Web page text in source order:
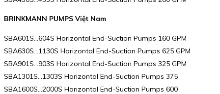
BRINKMANN PUMPS Việt Nam
SBA601S…604S Horizontal End-Suction Pumps 160 GPM
SBA630S…1130S Horizontal End-Suction Pumps 625 GPM
SBA901S…903S Horizontal End-Suction Pumps 325 GPM
SBA1301S…1303S Horizontal End-Suction Pumps 375
SBA1600S…2000S Horizontal End-Suction Pumps 600